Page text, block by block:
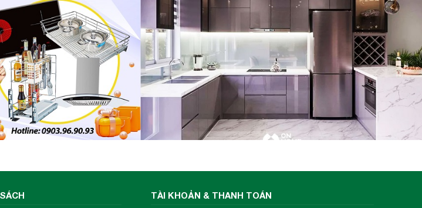
cả gia đình nhé!
Lời khuyên đến bạn là hãy nhanh
Bếp từ KF-LCD2IGcao cấp này. Với
tốt nhất nhờ vào khả năng vô hiệu
thế nào cũng không thể làm thay
TÀI KHOẢN & THANH TOÁN